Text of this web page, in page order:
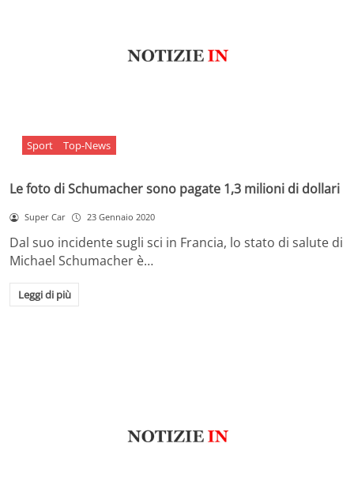
Sport Top-News
Le foto di Schumacher sono pagate 1,3 milioni di dollari
Super Car 23 Gennaio 2020
Dal suo incidente sugli sci in Francia, lo stato di salute di
Michael Schumacher è…
Leggi di più